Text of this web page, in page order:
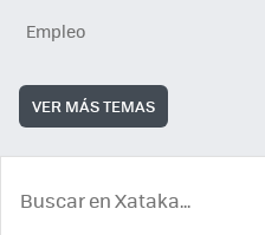
Empleo
VER MÁS TEMAS